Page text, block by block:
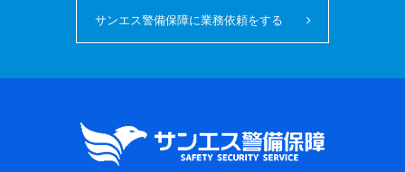
サンエス警備保障に業務依頼をする